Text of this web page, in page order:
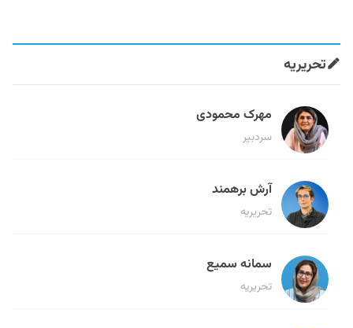
تحریریه
مهرک محمودی
سردبیر
آرش برهمند
تحریریه
سمانه سمیع
تحریریه